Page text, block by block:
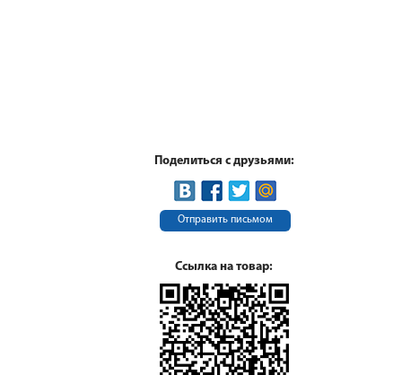
Поделиться с друзьями:
Отправить письмом
Ссылка на товар: